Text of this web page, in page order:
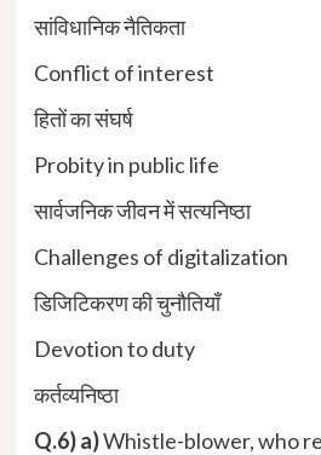
सांविधानिक नैतिकता
Conflict of interest
हितों का संघर्ष
Probity in public life
सार्वजनिक जीवन में सत्यनिष्ठा
Challenges of digitalization
डिजिटिकरण की चुनौतियाँ
Devotion to duty
कर्तव्यनिष्ठा
Q.6) a)Whistle-blower, who